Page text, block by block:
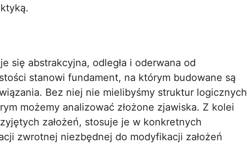
się abstrakcyjna, odległa i oderwana od
stanowi fundament, na którym budowane są
Bez niej nie mielibyśmy struktur logicznych
możemy analizować złożone zjawiska. Z kolei
założeń, stosuje je w konkretnych
zwrotnej niezbędnej do modyfikacji założeń